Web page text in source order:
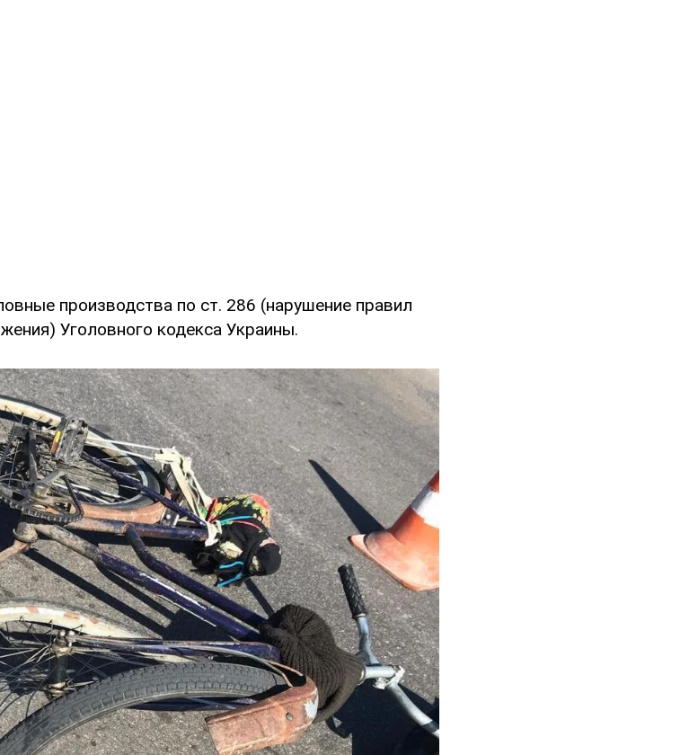
производства по ст. 286 (нарушение правил
Уголовного кодекса Украины.